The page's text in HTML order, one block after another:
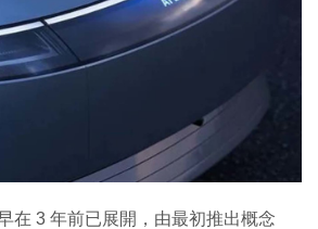
在 3 年前已展開，由最初推出概念